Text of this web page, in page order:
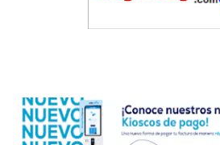
Dólar bajó 9 cts. y era vendido
Dólar bajó 9 cts. y era vendido